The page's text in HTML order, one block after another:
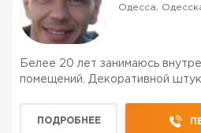
Одесса,
Белее 20 лет занимаюсь
помещений. Декоративной
ПОДРОБНЕЕ